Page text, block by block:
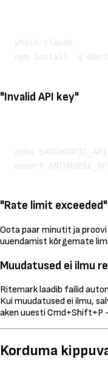
which claude
"Invalid API key"
echo
"Rate limit exceeded"
Oota paar minutit ja
uuendamist kõrgemate
Muudatused ei ilmu
Ritemark laadib failid
Kui muudatused ei ilmu,
aken uuesti Cmd+Shift+P
Korduma